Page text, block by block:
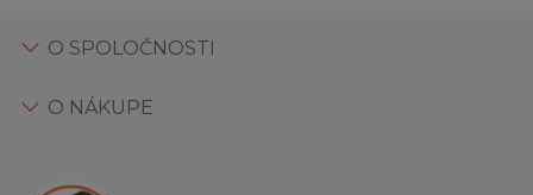
O SPOLOČNOSTI
O NÁKUPE